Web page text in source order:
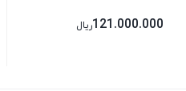
121.000.000ریال